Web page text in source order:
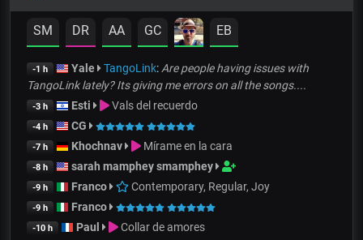
SM DR AA GC EB
-1 h Yale TangoLink: Are people having issues with
TangoLink lately? Its giving me errors on all the songs....
-3 h Esti Vals del recuerdo
-4 h CG
-7 h Khochnav Mírame en la cara
-8 h sarah mamphey smamphey
-9 h Franco Contemporary, Regular, Joy
-9 h Franco
-10 h Paul Collar de amores